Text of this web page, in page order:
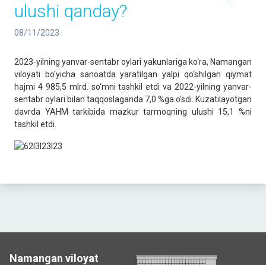
ulushi qanday?
08/11/2023
2023-yilning yanvar-sentabr oylari yakunlariga ko‘ra, Namangan
viloyati bo‘yicha sanoatda yaratilgan yalpi qo‘shilgan qiymat
hajmi 4 985,5 mlrd. so‘mni tashkil etdi va 2022-yilning yanvar-
sentabr oylari bilan taqqoslaganda 7,0 %ga o‘sdi. Kuzatilayotgan
davrda YAHM tarkibida mazkur tarmoqning ulushi 15,1 %ni
tashkil etdi.
Namangan viloyat